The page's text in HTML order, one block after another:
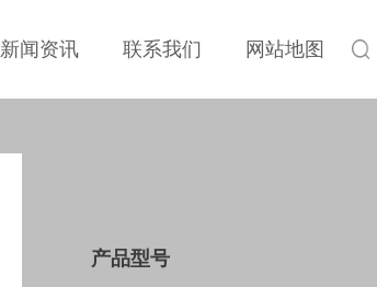
新闻资讯 联系我们 网站地图
产品型号